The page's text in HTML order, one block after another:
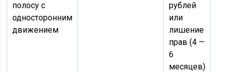
полосу с
односторонним
движением
рублей
или
лишение
прав (4 —
6
месяцев)